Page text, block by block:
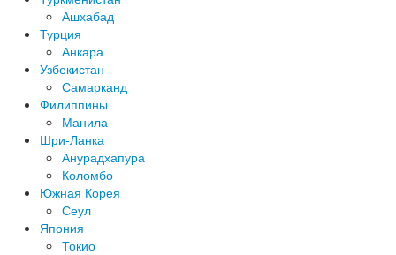
Ашхабад
Турция
Анкара
Узбекистан
Самарканд
Филиппины
Манила
Шри-Ланка
Анурадхапура
Коломбо
Южная Корея
Сеул
Япония
Токио